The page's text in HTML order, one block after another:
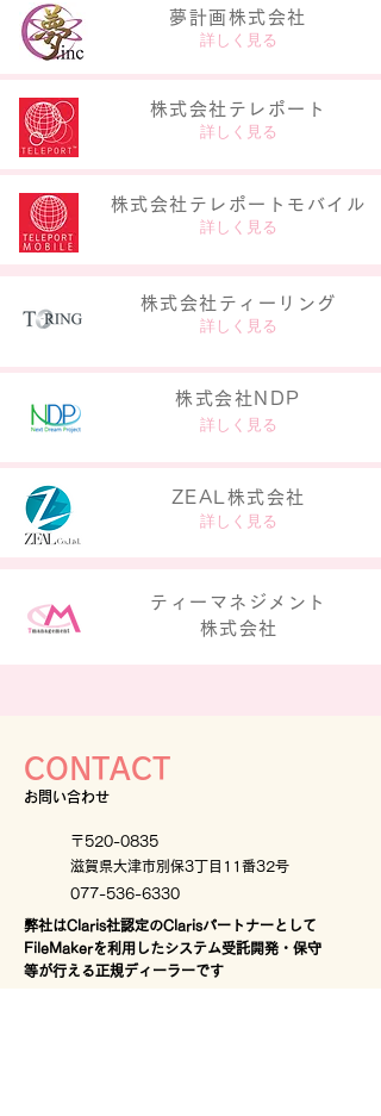
夢計画株式会社
詳しく見る
株式会社テレポート
詳しく見る
株式会社​テレポートモバイル
詳しく見る
株式会社ティーリング
詳しく見る
株式会社NDP
詳しく見る
ZEAL株式会社
詳しく見る
ティーマネジメント
株式会社
CONTACT
お問い合わせ
〒520-0835
滋賀県大津市別保3丁目11番32号
077-536-6330
弊社はClaris社認定のClarisパートナーとして
FileMakerを利用したシステム受託開発・保守
等が行える正規ディーラーです